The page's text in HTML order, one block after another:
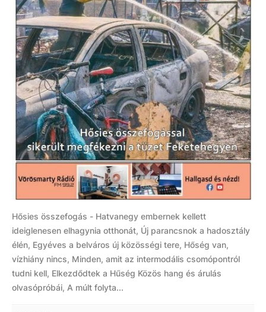
Hősies összefogás - Hatvanegy embernek kellett
ideiglenesen elhagynia otthonát, Új parancsnok a hadosztály
élén, Egyéves a belváros új közösségi tere, Hőség van,
vízhiány nincs, Minden, amit az intermodális csomópontról
tudni kell, Elkezdődtek a Hűség Közös hang és árulás
olvasópróbái, A múlt folyta...